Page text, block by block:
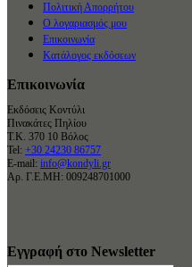
Πολιτική Απορρήτου
Ο λογαριασμός μου
Επικοινωνία
Κατάλογος εκδόσεων
Επικοινωνία
Εκδόσεις Κοντύλι
Πινακάτες Πηλίου
Τ.Κ. 370 10 Βόλος
Tel: +30 24230 86757
E-mail: info@kondyli.gr
Αρ. Γ.Ε.ΜΗ: 009248701000
Εγγραφή στο Newsletter